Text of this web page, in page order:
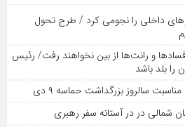
داخلی را نجومی کرد / طرح تحول
و رانت‌ها از بین نخواهند رفت/ رئیس
را بلد باشد
سالروز بزرگداشت حماسه ۹ دی
شمالی در در آستانه سفر رهبری